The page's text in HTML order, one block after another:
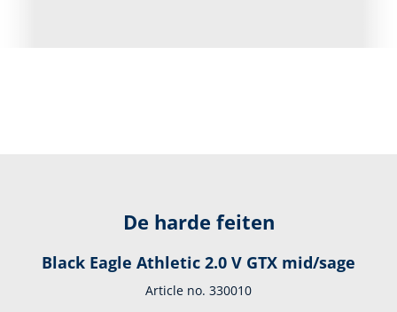
De harde feiten
Black Eagle Athletic 2.0 V GTX mid/sage
Article no. 330010